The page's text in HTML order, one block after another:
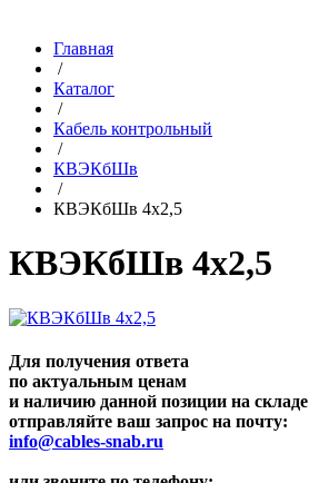
Главная
/
Каталог
/
Кабель контрольный
/
КВЭКбШв
/
КВЭКбШв 4х2,5
КВЭКбШв 4х2,5
Для получения ответа
по актуальным ценам
и наличию данной позиции на складе
отправляйте ваш запрос на почту:
info@cables-snab.ru